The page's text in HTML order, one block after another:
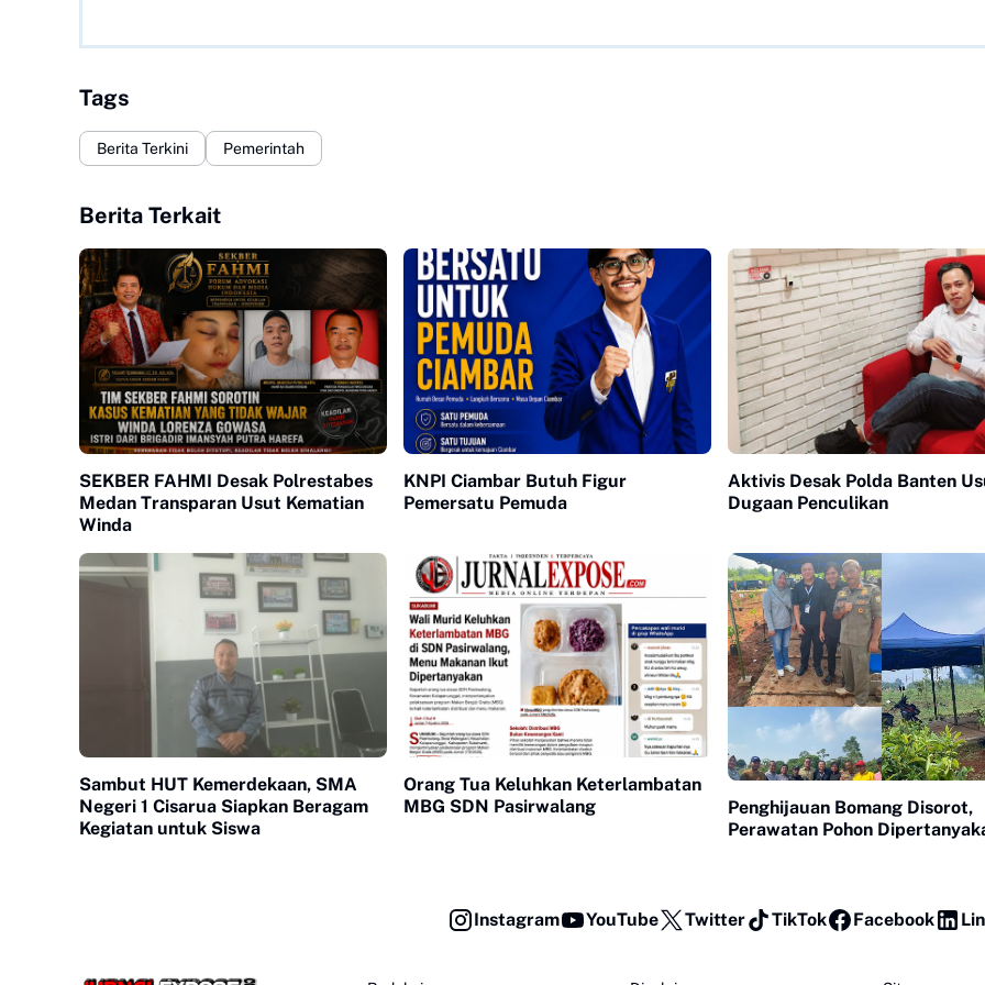
Tags
Berita Terkini Pemerintah
Berita Terkait
SEKBER FAHMI Desak Polrestabes
Medan Transparan Usut Kematian
Winda
KNPI Ciambar Butuh Figur
Pemersatu Pemuda
Aktivis Desak Polda Banten
Dugaan Penculikan
Sambut HUT Kemerdekaan, SMA
Negeri 1 Cisarua Siapkan Beragam
Kegiatan untuk Siswa
Orang Tua Keluhkan Keterlambatan
MBG SDN Pasirwalang
Penghijauan Bomang Disorot,
Perawatan Pohon
Instagram YouTube Twitter TikTok Facebook